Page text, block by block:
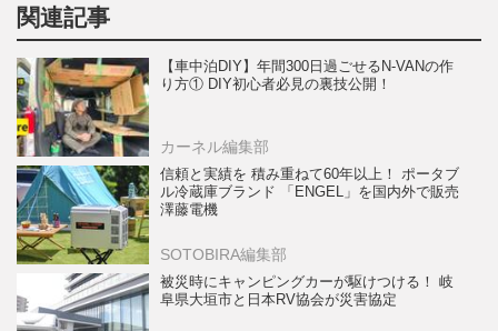
関連記事
【車中泊DIY】年間300日過ごせるN-VANの作
り方① DIY初心者必見の裏技公開！
カーネル編集部
信頼と実績を 積み重ねて60年以上！ ポータブ
ル冷蔵庫ブランド 「ENGEL」を国内外で販売
澤藤電機
SOTOBIRA編集部
被災時にキャンピングカーが駆けつける！ 岐
阜県大垣市と日本RV協会が災害協定